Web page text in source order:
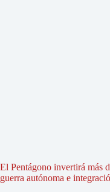
El Pentágono invertirá más
guerra autónoma e